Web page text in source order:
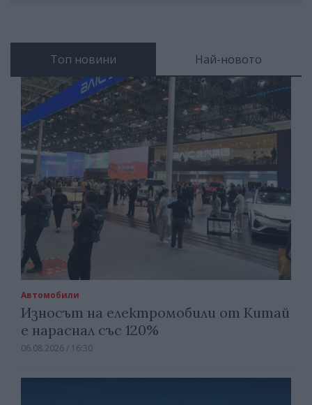
Топ новини Най-новото
Автомобили
Износът на електромобили от Китай
е нараснал със 120%
06.08.2026 / 16:30